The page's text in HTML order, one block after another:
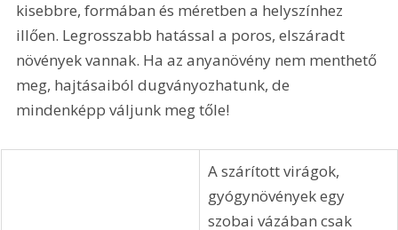
kisebbre, formában és méretben a helyszínhez
illően. Legrosszabb hatással a poros, elszáradt
növények vannak. Ha az anyanövény nem menthető
meg, hajtásaiból dugványozhatunk, de
mindenképp váljunk meg tőle!
A szárított virágok,
gyógynövények egy
szobai vázában csak